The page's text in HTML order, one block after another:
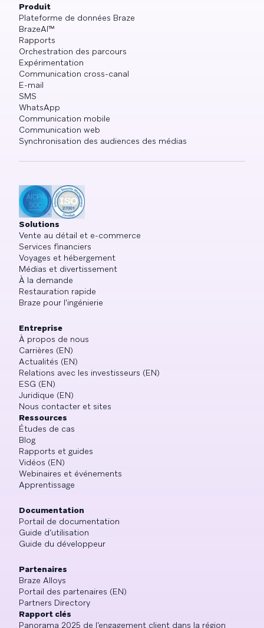
Produit
Plateforme de données Braze
BrazeAI™
Rapports
Orchestration des parcours
Expérimentation
Communication cross-canal
E-mail
SMS
WhatsApp
Communication mobile
Communication web
Synchronisation des audiences des médias
Solutions
Vente au détail et e-commerce
Services financiers
Voyages et hébergement
Médias et divertissement
À la demande
Restauration rapide
Braze pour l'ingénierie
Entreprise
À propos de nous
Carrières (EN)
Actualités (EN)
Relations avec les investisseurs (EN)
ESG (EN)
Juridique (EN)
Nous contacter et sites
Ressources
Études de cas
Blog
Rapports et guides
Vidéos (EN)
Webinaires et événements
Apprentissage
Documentation
Portail de documentation
Guide d’utilisation
Guide du développeur
Partenaires
Braze Alloys
Portail des partenaires (EN)
Partners Directory
Rapport clés
Panorama 2025 de l’engagement client dans la région